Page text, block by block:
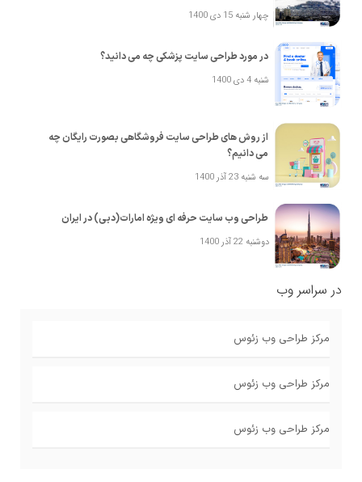
چهار شنبه 15 دی 1400
در مورد طراحی سایت پزشکی چه می دانید؟
شنبه 4 دی 1400
از روش های طراحی سایت فروشگاهی بصورت رایگان چه
می دانیم؟
سه شنبه 23 آذر 1400
طراحی وب سایت حرفه ای ویژه امارات(دبی) در ایران
دوشنبه 22 آذر 1400
در سراسر وب
مرکز طراحی وب زئوس
مرکز طراحی وب زئوس
مرکز طراحی وب زئوس